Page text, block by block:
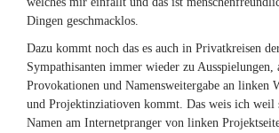
Dingen geschmacklos.
Dazu kommt noch das es auch in Privatkreisen
Sympathisanten immer wieder zu Ausspielungen,
Provokationen und Namensweitergabe an linken
und Projektinziatioven kommt. Das weis ich weil
Namen am Internetpranger von linken